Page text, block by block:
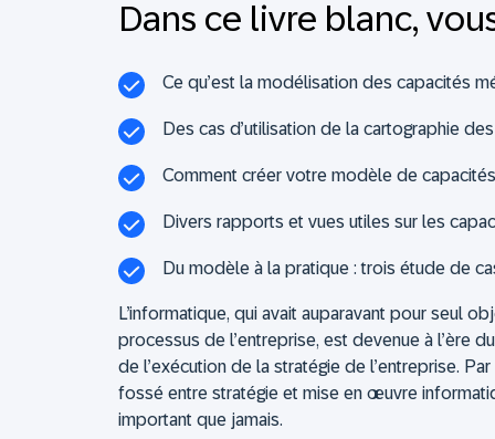
Dans ce livre blanc,
Ce qu’est la modélisation des capacités
Des cas d’utilisation de la cartographie
Comment créer votre modèle de
Divers rapports et vues utiles sur les
Du modèle à la pratique : trois étude de
L’informatique, qui avait auparavant pour seul
processus de l’entreprise, est devenue à l’ère
de l’exécution de la stratégie de l’entreprise.
fossé entre stratégie et mise en œuvre
important que jamais.